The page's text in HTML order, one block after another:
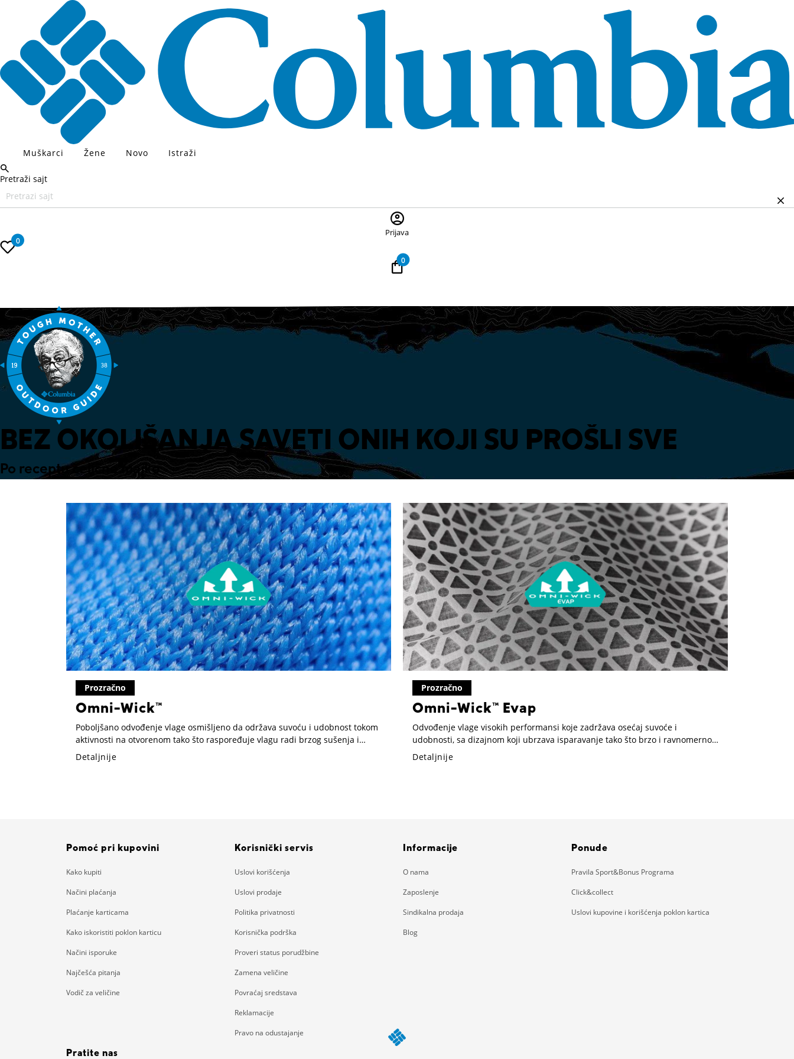
Muškarci Žene Novo Istraži
Pretraži sajt
Unesite željeni pojam za pretragu, koristite Tab za navigaciju kroz ponuđene proizvode, pritisnite Escape za zatvaranje pretrage
Prijava
0
0
BEZ OKOLIŠANJA SAVETI ONIH KOJI SU PROŠLI SVE
Po receptu čelične majke
Prozračno
Omni-Wick™
Poboljšano odvođenje vlage osmišljeno da održava suvoću i udobnost tokom
aktivnosti na otvorenom tako što raspoređuje vlagu radi brzog sušenja i
prijatnosti.
Detaljnije
Prozračno
Omni-Wick™ Evap
Odvođenje vlage visokih performansi koje zadržava osećaj suvoće i
udobnosti, sa dizajnom koji ubrzava isparavanje tako što brzo i ravnomerno
raspoređuje vlagu.
Detaljnije
Pomoć pri kupovini
Kako kupiti
Načini plaćanja
Plaćanje karticama
Kako iskoristiti poklon karticu
Načini isporuke
Najčešća pitanja
Vodič za veličine
Korisnički servis
Uslovi korišćenja
Uslovi prodaje
Politika privatnosti
Korisnička podrška
Proveri status porudžbine
Zamena veličine
Povraćaj sredstava
Reklamacije
Pravo na odustajanje
Informacije
O nama
Zaposlenje
Sindikalna prodaja
Blog
Ponude
Pravila Sport&Bonus Programa
Click&collect
Uslovi kupovine i korišćenja poklon kartica
Pratite nas